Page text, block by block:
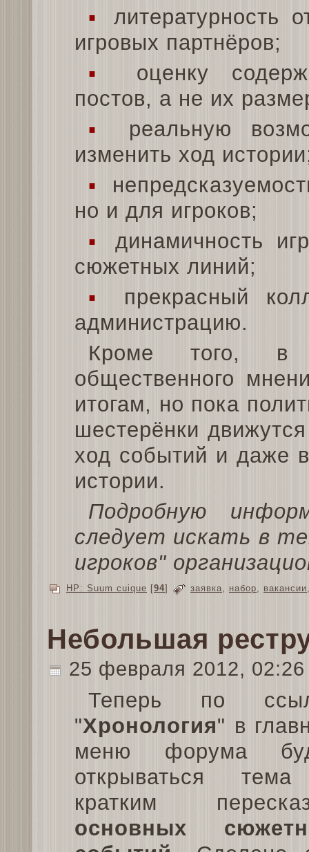
▪
литературность
игровых партнёров;
▪
оценку
постов, а не их
▪
реальную
изменить ход
▪
но и для игроков;
▪
динамичность
сюжетных линий;
▪
прекрасный
администрацию.
Кроме того, в
общественного
итогам, но пока
шестерёнки
ход событий и даже
истории.
Подробную
следует искать в
игроков"
HP: Suum cuique [94] заявка, набор, вакансии
Небольшая
25 февраля 2012,
Теперь по
"Хронология" в
меню форума
открываться
кратким
основных